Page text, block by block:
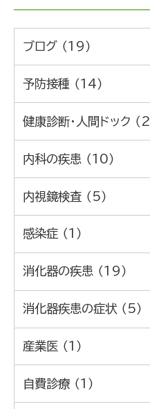
ブログ （19）
予防接種 （14）
健康診断・人間ドック （2
内科の疾患 （10）
内視鏡検査 （5）
感染症 （1）
消化器の疾患 （19）
消化器疾患の症状 （5）
産業医 （1）
自費診療 （1）